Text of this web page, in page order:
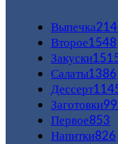
Выпечка
Второе1548
Закуски
Салаты1386
Дессерт
Заготовки
Первое853
Напитки826